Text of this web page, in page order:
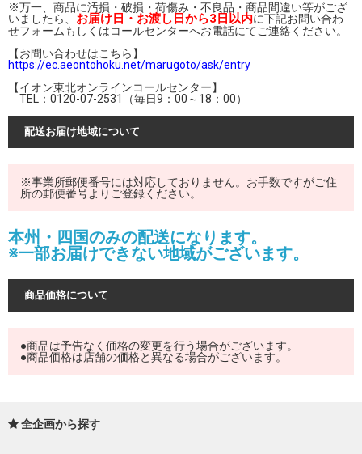
※万一、商品に汚損・破損・荷傷み・不良品・商品間違い等がござ
いましたら、 お届け日・お渡し日から3日以内に下記お問い合わ
せフォームもしくはコールセンターへお電話にてご連絡ください。
【お問い合わせはこちら】
https://ec.aeontohoku.net/marugoto/ask/entry
【イオン東北オンラインコールセンター】
TEL：0120-07-2531（毎日9：00～18：00）
配送お届け地域について
※事業所郵便番号には対応しておりません。お手数ですがご住
所の郵便番号よりご登録ください。
本州・四国のみの配送になります。
※一部お届けできない地域がございます。
商品価格について
●商品は予告なく価格の変更を行う場合がございます。
●商品価格は店舗の価格と異なる場合がございます。
全企画から探す